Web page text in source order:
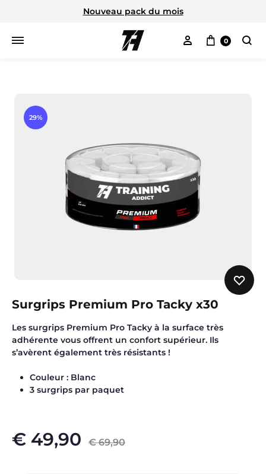
Nouveau pack du mois
Mon compte
Panier
0
29%
Surgrips Premium Pro Tacky x30
Les surgrips Premium Pro Tacky à la surface très
adhérente vous offrent un confort supérieur. Ils
s’avèrent également très résistants !
Couleur : Blanc
3 surgrips par paquet
€ 49,90 €69,90